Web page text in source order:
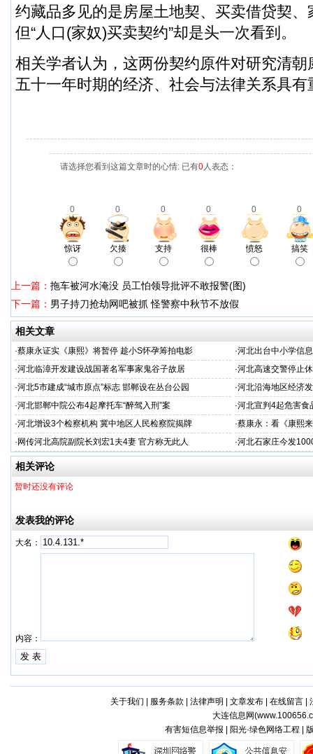
约藏品多见的是房屋土地契、买卖借贷契
但“人口(家奴)买卖契约”却是头一次看到。
相关学者认为，这两份契约原件对研究清
五十一年时期的经济、社会与法律关系具
请选择您看到这篇文章时的心情: 已有0人表态：
0 0 0 0 0 0
惊讶 欠揍 支持 很棒 愤怒 搞笑
上一篇： 拖车被河水淹没 员工怕领导批评不敢报警(图)
下一篇： 男子持刀抢劫网吧被抓 怪警察中秋节不放假
相关文章
·蔡康永证实《康熙》将暂停 趁小S怀孕筹拍电影 ·河北出台中小学信
·河北临漳开发建设战国著名军事家鬼谷子故居 ·河北高速交警停止
·河北5市建成“城市原点”标志 邯郸设在丛台公园 ·河北沿海地区经济
·河北邯郸中院公布4起摩托车“醉驾入刑”案 ·河北宣判4起危害食
·河北增设3个检察机构 冀中地区人民检察院揭牌 ·蔡康永：看《康熙
· 网传河北高院副院长刘宏1夫4妻 官方称无此人 ·河北石家庄今发
相关评论
暂时还没有评论
发表我的评论
大名：
内容：
关于我们 服务条款 法律声明 文章发布| 在线留言|
大连信息网(
有害短信息举报 | 阳光·绿色网络工程 |